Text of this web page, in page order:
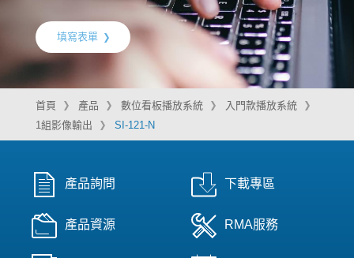
填寫表單
首頁 產品 數位看板播放系統
入門款播放系統
1組影像輸出
SI-121-N
產品詢問 下載專區
產品資源 RMA服務